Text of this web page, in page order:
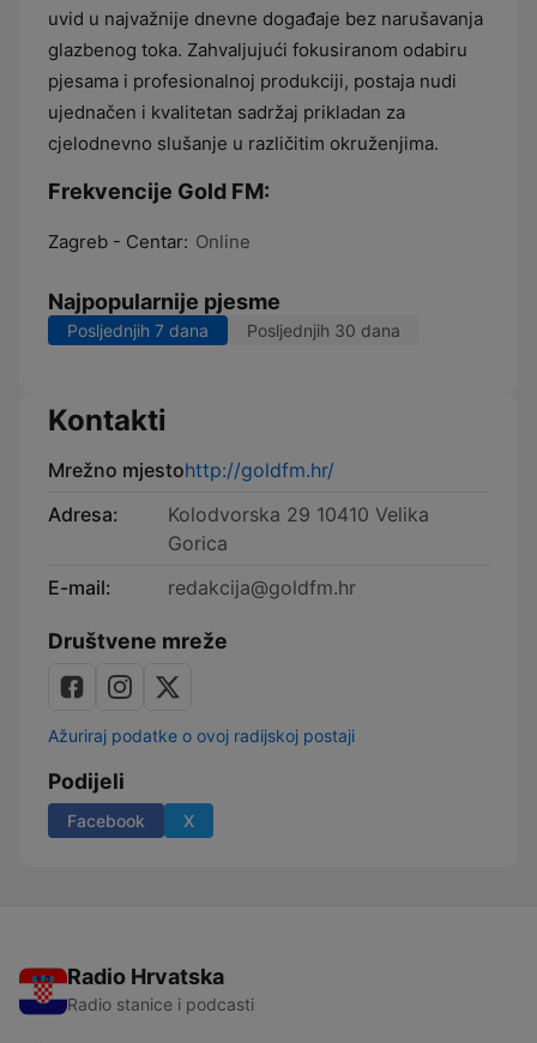
uvid u najvažnije dnevne događaje bez narušavanja
glazbenog toka. Zahvaljujući fokusiranom odabiru
pjesama i profesionalnoj produkciji, postaja nudi
ujednačen i kvalitetan sadržaj prikladan za
cjelodnevno slušanje u različitim okruženjima.
Frekvencije Gold FM:
Zagreb - Centar: Online
Najpopularnije pjesme
Posljednjih 7 dana Posljednjih 30 dana
Kontakti
Mrežno mjestohttp://goldfm.hr/
Adresa:
Kolodvorska 29 10410 Velika
Gorica
E-mail:
redakcija@goldfm.hr
Društvene mreže
Ažuriraj podatke o ovoj radijskoj postaji
Podijeli
Facebook X
Radio Hrvatska
Radio stanice i podcasti